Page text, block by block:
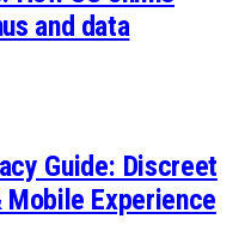
and data
Guide: Discreet
Experience